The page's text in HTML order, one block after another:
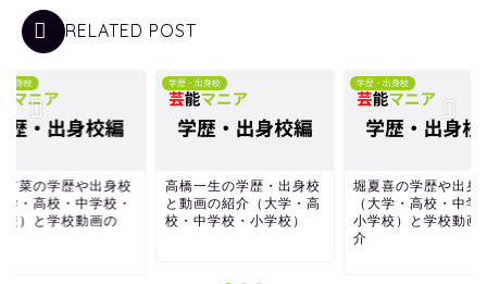
RELATED POST
出身校
有菜の学歴や出身校
学・高校・中学校・
校）と学校動画の
学歴・出身校
高橋一生の学歴・出身校
と動画の紹介（大学・高
校・中学校・小学校）
学歴・出身校
堀夏喜の学歴や出身
（大学・高校・中学
小学校）と学校動画
介